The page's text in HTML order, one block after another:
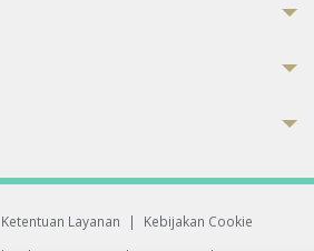
Ketentuan Layanan |
Kebijakan Cookie